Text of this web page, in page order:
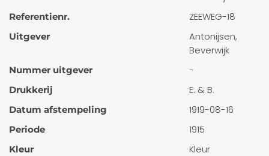
Referentienr. ZEEWEG-18
Uitgever
Antonijsen,
Beverwijk
Nummer uitgever -
Drukkerij E. & B.
Datum afstempeling 1919-08-16
Periode 1915
Kleur Kleur